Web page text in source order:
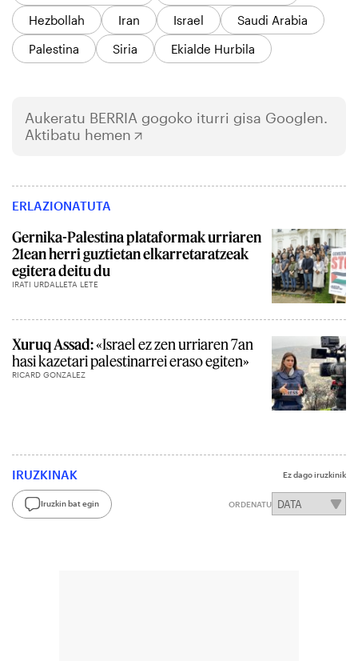
Hezbollah Iran Israel
Saudi Arabia
Palestina
Siria Ekialde Hurbila
Aukeratu BERRIA gogoko iturri gisa Googlen.
Aktibatu hemen
ERLAZIONATUTA
Gernika-Palestina plataformak urriaren
21ean herri guztietan elkarretaratzeak
egitera deitu du
IRATI URDALLETA LETE
Xuruq Assad:«Israel ez zen urriaren 7an
hasi kazetari palestinarrei eraso egiten»
RICARD GONZALEZ
IRUZKINAK Ez dago iruzkinik
Iruzkin bat egin ORDENATU